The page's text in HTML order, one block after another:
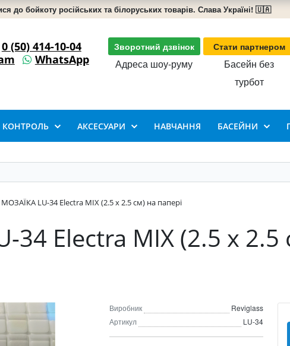
до бойкоту російських та білоруських товарів. Слава Україні! 🇺🇦
0 (50) 414-10-04
WhatsApp
Зворотний дзвінок Стати партнером
Адреса шоу-руму
Басейн без
турбот
КОНТРОЛЬ АКСЕСУАРИ НАВЧАННЯ БАСЕЙНИ
LU-34 Electra MIX (2.5 x 2.5 см) на папері
Electra MIX (2.5 x 2.5
Виробник
Reviglass
Артикул
LU-34